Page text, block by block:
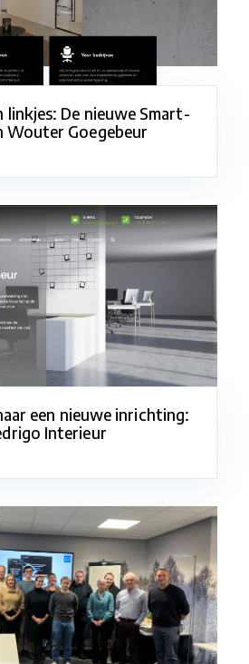
linkjes: De nieuwe Smart-
Wouter Goegebeur
een nieuwe inrichting:
Interieur